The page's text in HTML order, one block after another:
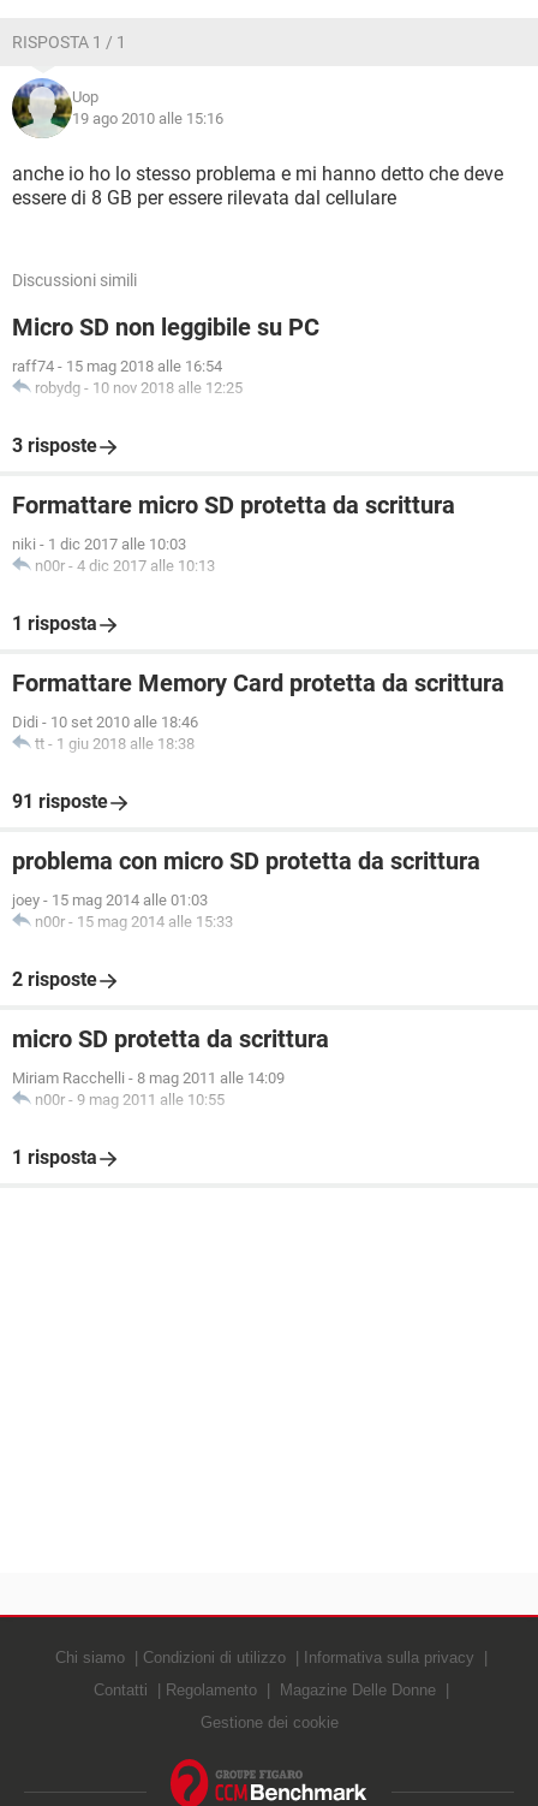
RISPOSTA 1 / 1
Uop
19 ago 2010 alle 15:16
anche io ho lo stesso problema e mi hanno detto che deve
essere di 8 GB per essere rilevata dal cellulare
Discussioni simili
Micro SD non leggibile su PC
raff74 - 15 mag 2018 alle 16:54
robydg - 10 nov 2018 alle 12:25
3 risposte
Formattare micro SD protetta da scrittura
niki - 1 dic 2017 alle 10:03
n00r - 4 dic 2017 alle 10:13
1 risposta
Formattare Memory Card protetta da scrittura
Didi - 10 set 2010 alle 18:46
tt - 1 giu 2018 alle 18:38
91 risposte
problema con micro SD protetta da scrittura
joey - 15 mag 2014 alle 01:03
n00r - 15 mag 2014 alle 15:33
2 risposte
micro SD protetta da scrittura
Miriam Racchelli - 8 mag 2011 alle 14:09
n00r - 9 mag 2011 alle 10:55
1 risposta
Chi siamo Condizioni di utilizzo
Informativa sulla privacy
Contatti
Regolamento
Magazine Delle Donne
Gestione dei cookie